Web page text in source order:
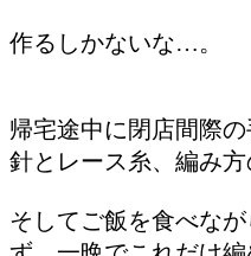
作るしかないな…。
帰宅途中に閉店間際
針とレース糸、編み方
そしてご飯を食べな